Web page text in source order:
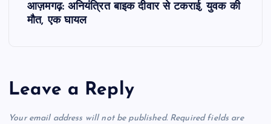
a
v
आज़मगढ़: अनियंत्रित बाइक दीवार से टकराई, युवक की
मौत, एक घायल
Leave a Reply
Your email address will not be published. Required fields are